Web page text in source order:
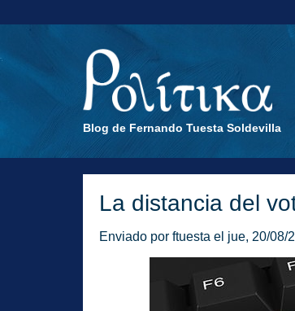
Blog de Fernando Tuesta Soldevilla
La distancia del
Enviado por ftuesta el jue, 20/08/